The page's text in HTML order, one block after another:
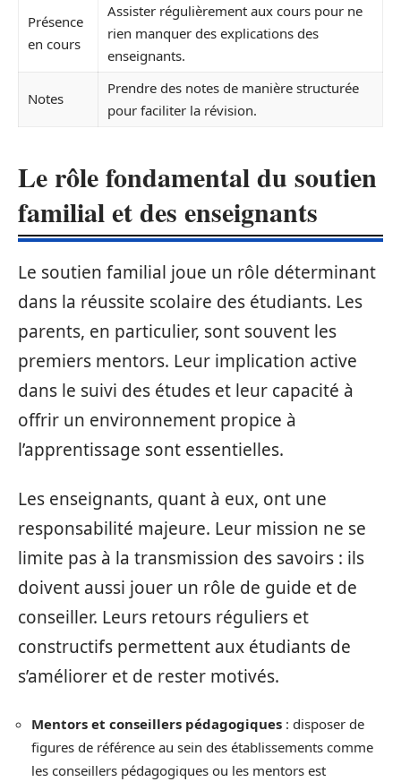
Présence
en cours
Assister régulièrement aux cours pour ne
rien manquer des explications des
enseignants.
Notes
Prendre des notes de manière structurée
pour faciliter la révision.
Le rôle fondamental du soutien
familial et des enseignants
Le soutien familial joue un rôle déterminant
dans la réussite scolaire des étudiants. Les
parents, en particulier, sont souvent les
premiers mentors. Leur implication active
dans le suivi des études et leur capacité à
offrir un environnement propice à
l’apprentissage sont essentielles.
Les enseignants, quant à eux, ont une
responsabilité majeure. Leur mission ne se
limite pas à la transmission des savoirs : ils
doivent aussi jouer un rôle de guide et de
conseiller. Leurs retours réguliers et
constructifs permettent aux étudiants de
s’améliorer et de rester motivés.
Mentors et conseillers pédagogiques : disposer de
figures de référence au sein des établissements comme
les conseillers pédagogiques ou les mentors est